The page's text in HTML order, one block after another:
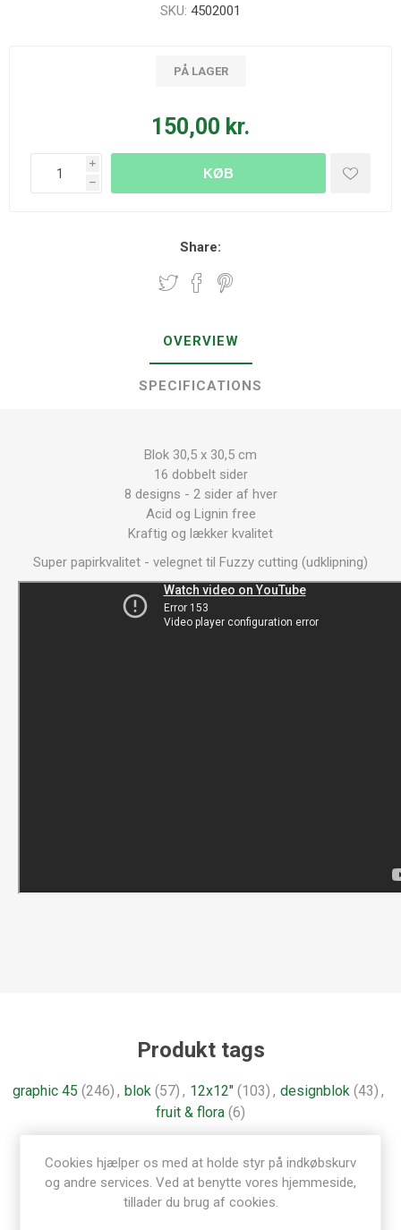
SKU: 4502001
PÅ LAGER
150,00 kr.
i
h
KØB
Share:
OVERVIEW
SPECIFICATIONS
Blok 30,5 x 30,5 cm
16 dobbelt sider
8 designs - 2 sider af hver
Acid og Lignin free
Kraftig og lækker kvalitet
Super papirkvalitet - velegnet til Fuzzy cutting (udklipning)
Produkt tags
graphic 45 (246) , blok (57) , 12x12" (103) , designblok (43) ,
fruit & flora (6)
Relaterede produkter
Cookies hjælper os med at holde styr på indkøbskurv
og andre services. Ved at benytte vores hjemmeside,
tillader du brug af cookies.